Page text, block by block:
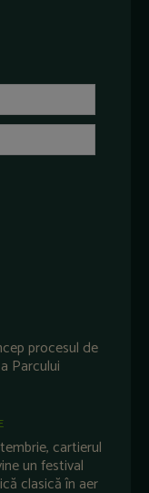
procesul de
Parcului
cartierul
un festival
clasică în aer